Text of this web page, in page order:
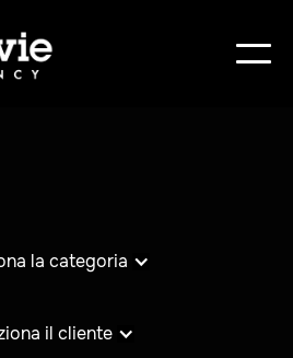
la categoria
il cliente